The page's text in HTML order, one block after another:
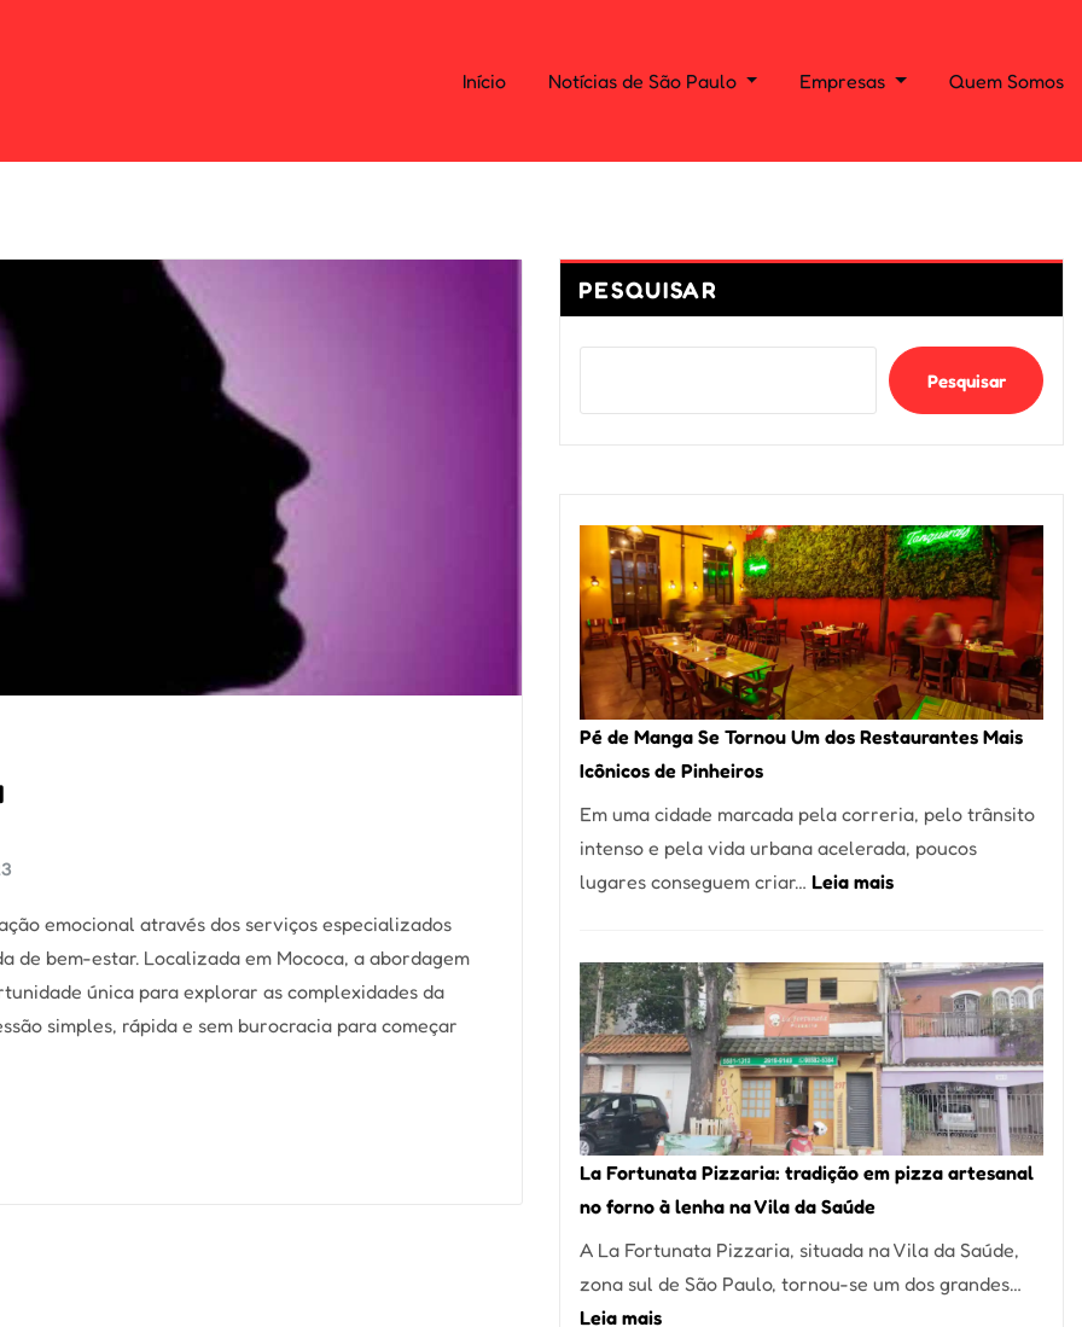
Início Notícias de São Paulo Empresas Quem Somos
emocional através dos serviços especializados
de bem-estar. Localizada em Mococa, a abordagem
única para explorar as complexidades da
simples, rápida e sem burocracia para começar
PESQUISAR
Pesquisar
Pé de Manga Se Tornou Um dos Restaurantes Mais
Icônicos de Pinheiros
Em uma cidade marcada pela correria, pelo trânsito
intenso e pela vida urbana acelerada, poucos
lugares conseguem criar… Leia mais:
Manga
Se
Tornou
Um
dos
Restaurantes
Mais
de
Pinheiros
La Fortunata Pizzaria: tradição em pizza artesanal
no forno à lenha na Vila da Saúde
A La Fortunata Pizzaria, situada na Vila da Saúde,
zona sul de São Paulo, tornou-se um dos grandes…
Leia mais: